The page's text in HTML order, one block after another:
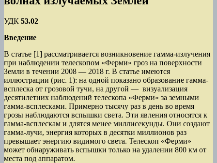
УДК 53.02
Введение
В статье [1] рассматривается возникновение гамма-излучения
при наблюдении телескопом «Ферми» гроз на поверхности
Земли в течении 2008 — 2018 г. В статье имеются
иллюстрации (рис. 1): на одной показано образование гамма-
всплеска от грозовой тучи, на другой — визуализация
десятилетних наблюдений телескопа «Ферми» за земными
гамма-всплесками. Примерно тысячу раз в день во время
грозы наблюдаются вспышки света. Эти явления относятся к
гамма-всплескам и длятся менее миллисекунды. Они создают
гамма-лучи, энергия которых в десятки миллионов раз
превышает энергию видимого света. Телескоп «Ферми»
может обнаруживать вспышки только на удалении 800 км от
места под аппаратом.